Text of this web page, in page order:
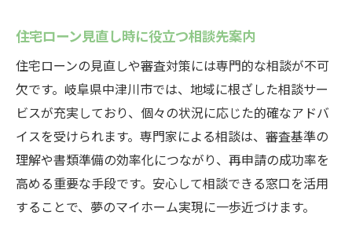
住宅ローン見直し時に役立つ相談先案内
住宅ローンの見直しや審査対策には専門的な相談が不可
欠です。岐阜県中津川市では、地域に根ざした相談サー
ビスが充実しており、個々の状況に応じた的確なアドバ
イスを受けられます。専門家による相談は、審査基準の
理解や書類準備の効率化につながり、再申請の成功率を
高める重要な手段です。安心して相談できる窓口を活用
することで、夢のマイホーム実現に一歩近づけます。